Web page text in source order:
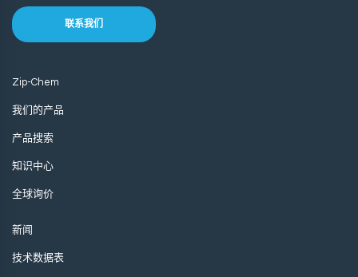
联系我们
Zip-Chem
我们的产品
产品搜索
知识中心
全球询价
新闻
技术数据表